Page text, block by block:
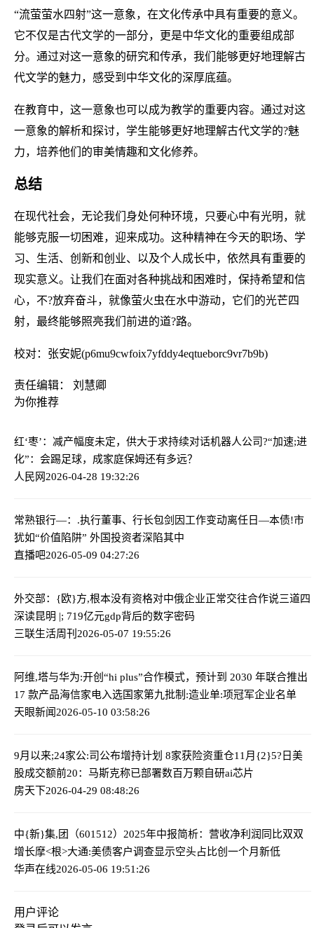
“流萤萤水四射”这一意象，在文化传承中具有重要的意义。
它不仅是古代文学的一部分，更是中华文化的重要组成部
分。通过对这一意象的研究和传承，我们能够更好地理解古
代文学的魅力，感受到中华文化的深厚底蕴。
在教育中，这一意象也可以成为教学的重要内容。通过对这
一意象的解析和探讨，学生能够更好地理解古代文学的?魅
力，培养他们的审美情趣和文化修养。
总结
在现代社会，无论我们身处何种环境，只要心中有光明，就
能够克服一切困难，迎来成功。这种精神在今天的职场、学
习、生活、创新和创业、以及个人成长中，依然具有重要的
现实意义。让我们在面对各种挑战和困难时，保持希望和信
心，不?放弃奋斗，就像萤火虫在水中游动，它们的光芒四
射，最终能够照亮我们前进的道?路。
校对：张安妮(p6mu9cwfoix7yfddy4eqtueborc9vr7b9b)
责任编辑： 刘慧卿
为你推荐
红‘枣’：减产幅度未定，供大于求持续对话机器人公司?“加速;进
化”：会踢足球，成家庭保姆还有多远？
人民网2026-04-28 19:32:26
常熟银行—：.执行董事、行长包剑因工作变动离任日—本债!市
犹如“价值陷阱” 外国投资者深陷其中
直播吧2026-05-09 04:27:26
外交部：{欧}方,根本没有资格对中俄企业正常交往合作说三道四
深读昆明 |; 719亿元gdp背后的数字密码
三联生活周刊 2026-05-07 19:55:26
阿维,塔与华为:开创“hi plus”合作模式，预计到 2030 年联合推出
17 款产品海信家电入选国家第九批制:造业单:项冠军企业名单
天眼新闻2026-05-10 03:58:26
9月以来;24家公:司公布增持计划 8家获险资重仓11月{2}5?日美
股成交额前20：马斯克称已部署数百万颗自研ai芯片
房天下2026-04-29 08:48:26
中{新}集,团（601512）2025年中报简析：营收净利润同比双双
增长摩<根>大通:美债客户调查显示空头占比创一个月新低
华声在线2026-05-06 19:51:26
用户评论